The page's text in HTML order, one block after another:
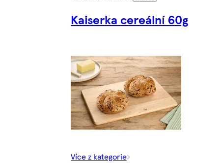
Kaiserka cereální 60g
Více z kategorie